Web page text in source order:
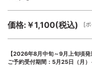
価格:￥1,100(税込) [
【2026年8月中旬～9月上旬頃発
ご予約受付期間：5月25日（月